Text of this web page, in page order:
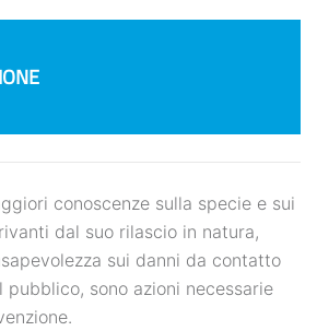
conoscenze sulla specie e sui
dal suo rilascio in natura,
sui danni da contatto
sono azioni necessarie